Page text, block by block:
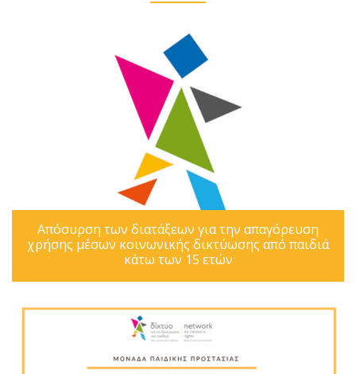
Απόσυρση των διατάξεων για την απαγόρευση
χρήσης μέσων κοινωνικής δικτύωσης από παιδιά
κάτω των 15 ετών